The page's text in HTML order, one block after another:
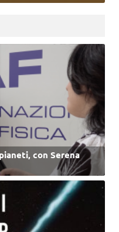
con Serena